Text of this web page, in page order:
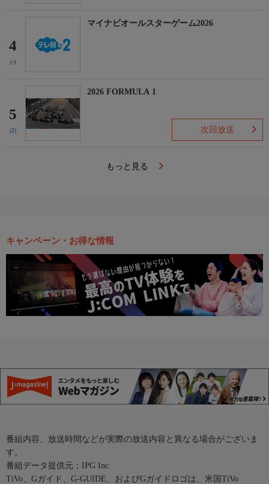
4
(-)
マイナビオールスターゲーム2026
5
(2)
2026 FORMULA 1
次回放送
もっと見る
キャンペーン・お得な情報
番組内容、放送時間などが実際の放送内容と異なる場合がございま
す。
番組データ提供元：IPG Inc.
TiVo、Gガイド、G-GUIDE、およびGガイドロゴは、米国TiVo